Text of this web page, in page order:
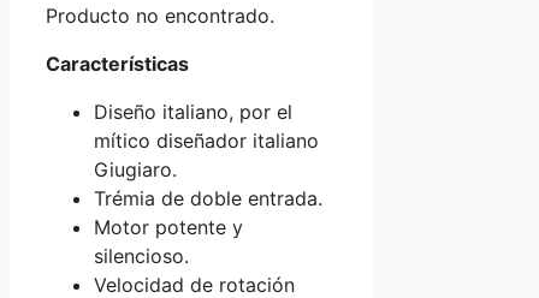
Producto no encontrado.
Características
Diseño italiano, por el
mítico diseñador italiano
Giugiaro.
Trémia de doble entrada.
Motor potente y
silencioso.
Velocidad de rotación